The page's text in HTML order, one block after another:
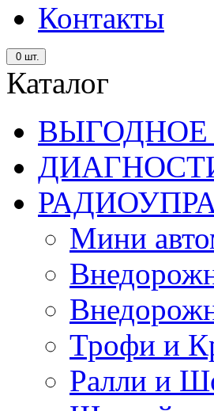
Контакты
0 шт.
Каталог
ВЫГОДНОЕ
Мини
Трофи и
Ралли и